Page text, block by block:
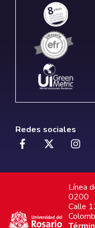
Redes sociales
Línea
0200
Calle